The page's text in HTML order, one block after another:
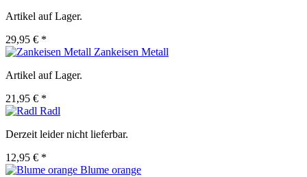
Artikel auf Lager.
29,95 € *
Zankeisen Metall
Artikel auf Lager.
21,95 € *
Radl
Derzeit leider nicht lieferbar.
12,95 € *
Blume orange